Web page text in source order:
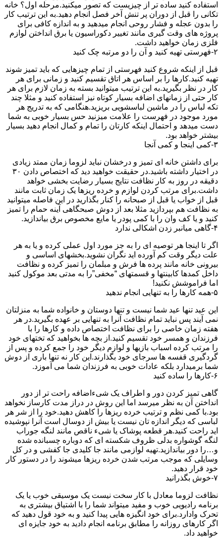
استفاده کنید ساده تر از چیزیست که تصور میکنید.مرحله اول؟ خانه
تکانی را قبل از دوران پر تنش آخر فصل انجام دهید.به این ترتیب کار
را بدون عجله و فشار روحی انجام میدهید و به اندازه کافی برای
پروژه های وقت گیری مانند تغییر دکوراسیون یا برق انداختن لوازم
فلزی زمان خواهید داشت.
۲-فهرستی تهیه کنید و آن را دو مرتبه چک کنید
قبل از اینکه شروع کنید فهرستی از تمام چیزهایی که باید تمیز شوند
تهیه کنید.کارها را بر اساس هر اتاق تقسیم کنید و زمانی برای هر
کار در نظر بگیرید.به این ترتیب میتوانید بسته به زمان لازم برای هر
کار حتی از زمانهای اضافه بسیار کوتاه نیز استفاده کنید و مثلا چند
تکه لباس را در ماشین لباسشویی بریزید.هنگامی که به تدریج هر
مورد موجود در فهرست را علامت میزنید حس بسیار خوبی به شما
دست میدهد و احتمال اینکه کارتان را تمام و کمال انجام دهید بسیار
بیشتر خواهد بود.
۳-کمی اینجا و کمی آنجا
برای داشتن خانه ای تمیز و درخشان نباید لزوما زمان ممتد زیادی
در اختیار داشته باشید.در حقیقت خواهید دید که اختصاص دادن ۳۰
دقیقه در روز به کار نظافت نتایج بسیار رضایت بخشی خواهد
داشت.برای مرتب کردن لوازم و خرده ریزها یک زمان ثابت مانند
قبل از خواب یا قبل از صبحانه را کنار بگذارید در این فاصله میتوانید
به نظافت هم بپردازید مثلا بعد از دوش صبحگاهی آینه حمام را تمیز
کنید و یا کف وان را با کمی پودر یا مایع مخصوص برق بیاندازید.
۴-گاهی میانبر زدن اشکالی ندارد
اگر تا اینجا هر توصیه ای را به جز مورد اول عملی کرده و یا به هر
علت دیگر وقت کم آورده اید نگران نشوید.بخشهای اساسی و
بیرونی خانه مانند پرده ها فرش و مبلمان را تمیز کرده و نظافت
داخل کمدها کابینتها و قسمتهای “مخفی”را به مدتی بعد موکول کنید
اما فراموشش نکنید!
۵-همه کارها را به تنهایی انجام ندهید
این عید تنها عید شما نیست و تنها دوستان و خانواده شما به منزلتان
نمی آیند پس نباید تمام نظافت آنرا به تنهایی بر عهده بگیرید.در هر
هفته زمان خاصی را برای نظافت اختصاص داده و کارها را با
فرزندان و همسر خود تقسیم کنید.از بچه ها بخواهید که تختهای خود
را مرتب کرده اسباب بازیها و لوازم دیگر خود را جمع کرده و پس از
گردگیری قفسه ها سرجای خود بگذارند.این کار نه تنها باری از دوش
شما برمیدارد بلکه عادات خوبی به فرزندان شما می آموزد.
۶-کارها را ساده کنید
گاهی تمیز کردن دور و اطراف یک شیءاضافه راحت تر از دور
انداختن آن به نظر میرسد اما این روش در دراز مدت کارساز نخواهد
بود.با کمی نظم و ترتیب خرده ریزها را کاهش دهید.خود را از شر هر
لباسی که دیگر اندازه تان نیست یا بیش از دوسال است آنرا نپوشیده
اید راحت کنید.هر قطعه پوشاک یا شیء ناقص مانند لنگه جوراب
لنگه گوشواره بدلی ظروف شکسته ای که دوباره چسبانده شده
و…را دور بیاندازید.تهیه لوازمی مانند جا کلیدی جا کفشی و در کل
وسایلی که موجب مرتب شدن خرده ریزها میشوند را در دستور کار
خود قرار دهید.
۷-خوش بگذرانید
نظافت لزوما معادل با کار سخت نیست یک موسیقی خوب یا یک
برنامه رادیویی خوب و مفید میتواند شما را با اشتیاق بیشتری به
تحرک وادارد.برای خود انگیزه هایی پیدا کنید و به خود قول دهید که
اگر کارهای روزانه را مطابق برنامه انجام دادید به خود جایزه ای
خواهید داد.